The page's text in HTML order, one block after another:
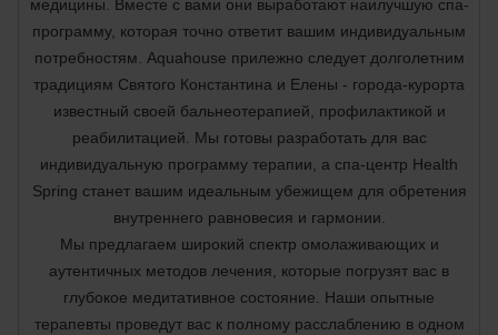
медицины. Вместе с вами они выработают наилучшую спа-
программу, которая точно ответит вашим индивидуальным
потребностям. Aquahouse прилежно следует долголетним
традициям Святого Константина и Елены - города-курорта
известный своей бальнеотерапией, профилактикой и
реабилитацией. Мы готовы разработать для вас
индивидуальную программу терапии, а спа-центр Health
Spring станет вашим идеальным убежищем для обретения
внутреннего равновесия и гармонии.
Мы предлагаем широкий спектр омолаживающих и
аутентичных методов лечения, которые погрузят вас в
глубокое медитативное состояние. Наши опытные
терапевты проведут вас к полному расслаблению в одном